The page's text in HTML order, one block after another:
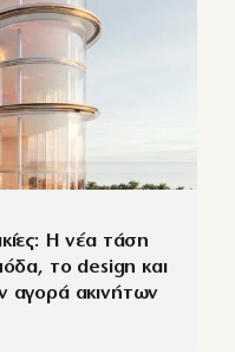
Η νέα τάση
το design και
αγορά ακινήτων